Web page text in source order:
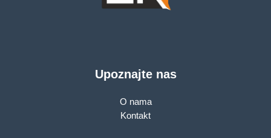
Upoznajte nas
O nama
Kontakt